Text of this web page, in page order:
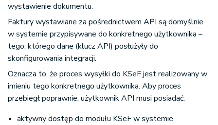
wystawienie dokumentu.
Faktury wystawiane za pośrednictwem API są domyślnie
w systemie przypisywane do konkretnego użytkownika –
tego, którego dane (klucz API) posłużyły do
skonfigurowania integracji.
Oznacza to, że proces wysyłki do KSeF jest realizowany w
imieniu tego konkretnego użytkownika. Aby proces
przebiegł poprawnie, użytkownik API musi posiadać:
aktywny dostęp do modułu KSeF w systemie